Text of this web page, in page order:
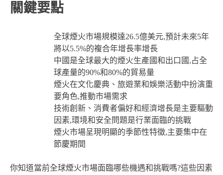
關鍵要點
全球煙火市場規模達26.5億美元,預計未來5年
將以5.5%的複合年增長率增長
中國是全球最大的煙火生產國和出口國,占全
球產量的90%和80%的貿易量
煙火在文化慶典、旅遊業和娛樂活動中扮演重
要角色,推動市場需求
技術創新、消費者偏好和經濟增長是主要驅動
因素,環境和安全問題是行業面臨的挑戰
煙火市場呈現明顯的季節性特徵,主要集中在
節慶期間
你知道當前全球煙火市場面臨哪些機遇和挑戰嗎?這些因素